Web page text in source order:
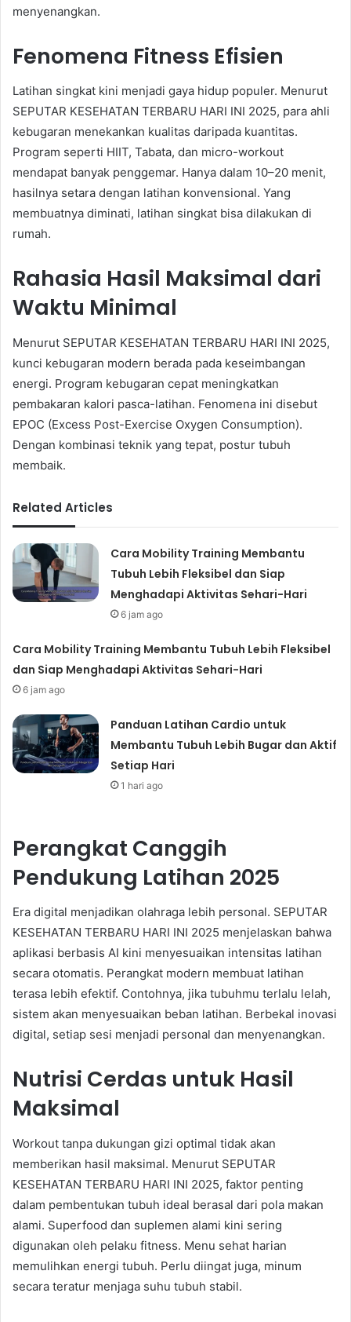
menyenangkan.
Fenomena Fitness Efisien
Latihan singkat kini menjadi gaya hidup populer. Menurut
SEPUTAR KESEHATAN TERBARU HARI INI 2025, para ahli
kebugaran menekankan kualitas daripada kuantitas.
Program seperti HIIT, Tabata, dan micro-workout
mendapat banyak penggemar. Hanya dalam 10–20 menit,
hasilnya setara dengan latihan konvensional. Yang
membuatnya diminati, latihan singkat bisa dilakukan di
rumah.
Rahasia Hasil Maksimal dari
Waktu Minimal
Menurut SEPUTAR KESEHATAN TERBARU HARI INI 2025,
kunci kebugaran modern berada pada keseimbangan
energi. Program kebugaran cepat meningkatkan
pembakaran kalori pasca-latihan. Fenomena ini disebut
EPOC (Excess Post-Exercise Oxygen Consumption).
Dengan kombinasi teknik yang tepat, postur tubuh
membaik.
Related Articles
Cara Mobility Training Membantu
Tubuh Lebih Fleksibel dan Siap
Menghadapi Aktivitas Sehari-Hari
6 jam ago
Cara Mobility Training Membantu Tubuh Lebih Fleksibel
dan Siap Menghadapi Aktivitas Sehari-Hari
6 jam ago
Panduan Latihan Cardio untuk
Membantu Tubuh Lebih Bugar dan Aktif
Setiap Hari
1 hari ago
Perangkat Canggih
Pendukung Latihan 2025
Era digital menjadikan olahraga lebih personal. SEPUTAR
KESEHATAN TERBARU HARI INI 2025 menjelaskan bahwa
aplikasi berbasis AI kini menyesuaikan intensitas latihan
secara otomatis. Perangkat modern membuat latihan
terasa lebih efektif. Contohnya, jika tubuhmu terlalu lelah,
sistem akan menyesuaikan beban latihan. Berbekal inovasi
digital, setiap sesi menjadi personal dan menyenangkan.
Nutrisi Cerdas untuk Hasil
Maksimal
Workout tanpa dukungan gizi optimal tidak akan
memberikan hasil maksimal. Menurut SEPUTAR
KESEHATAN TERBARU HARI INI 2025, faktor penting
dalam pembentukan tubuh ideal berasal dari pola makan
alami. Superfood dan suplemen alami kini sering
digunakan oleh pelaku fitness. Menu sehat harian
memulihkan energi tubuh. Perlu diingat juga, minum
secara teratur menjaga suhu tubuh stabil.